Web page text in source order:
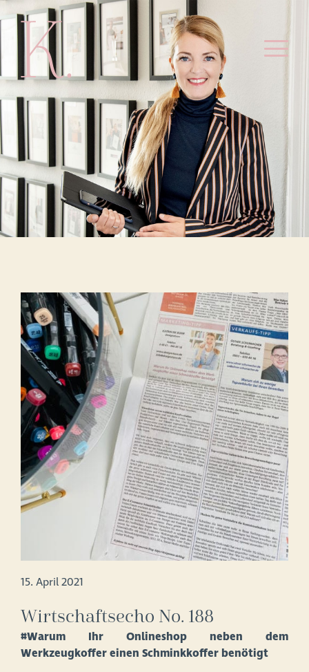
15. April 2021
Wirtschaftsecho No. 188
#Warum Ihr Onlineshop neben dem
Werkzeugkoffer einen Schminkkoffer benötigt